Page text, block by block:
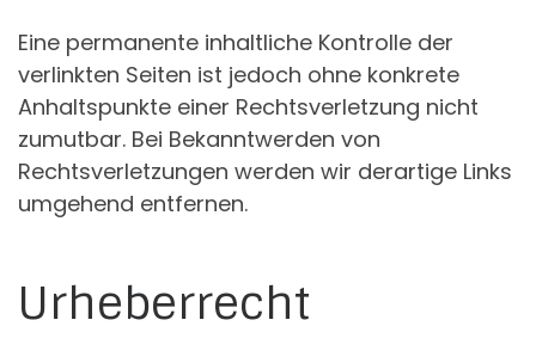
Eine permanente inhaltliche Kontrolle der
verlinkten Seiten ist jedoch ohne konkrete
Anhaltspunkte einer Rechtsverletzung nicht
zumutbar. Bei Bekanntwerden von
Rechtsverletzungen werden wir derartige Links
umgehend entfernen.
Urheberrecht